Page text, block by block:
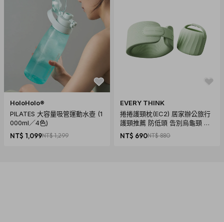
HoloHolo®
PILATES 大容量吸管運動水壺 (1
000ml／4色)
NT$ 1,099NT$ 1,299
EVERY THINK
捲捲護頸枕(EC2) 居家辦公旅行
護頸推薦 防低頭 告別烏龜頸 頸
椎養護 多色可選
NT$ 690NT$ 880